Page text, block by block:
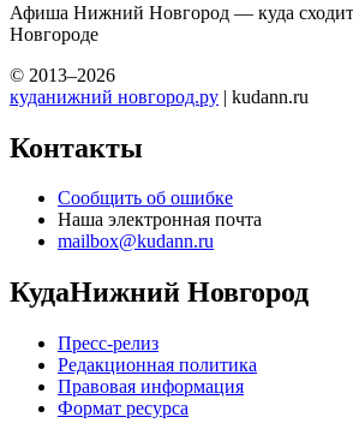
Афиша Нижний Новгород — куда
Новгороде
© 2013–2026
куданижний новгород.ру | kudann.ru
Контакты
Сообщить об ошибке
Наша электронная почта
mailbox@kudann.ru
КудаНижний Новгород
Пресс-релиз
Редакционная политика
Правовая информация
Формат ресурса